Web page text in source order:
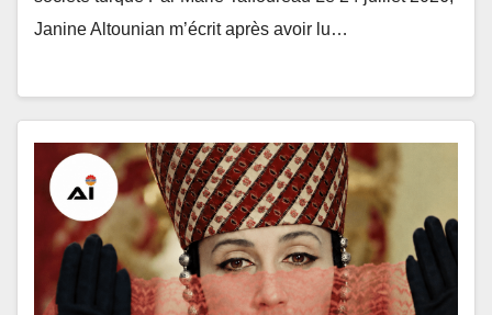
Janine Altounian m’écrit après avoir lu…